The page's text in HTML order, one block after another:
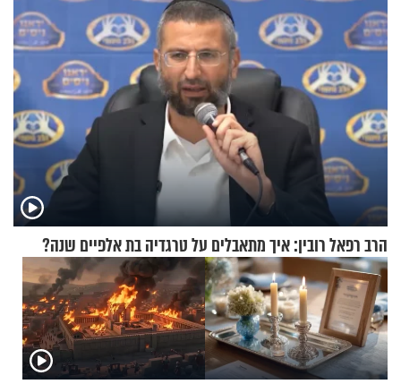
הרב רפאל רובין: איך מתאבלים על טרגדיה בת אלפיים שנה?